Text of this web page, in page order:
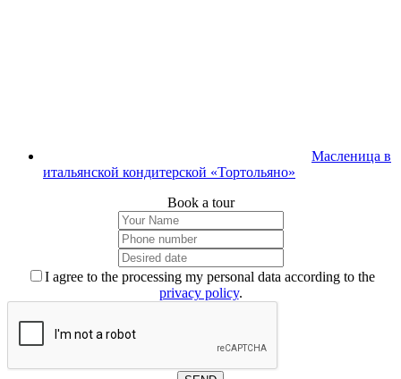
Масленица в
итальянской кондитерской «Тортольяно»
Book a tour
I agree to the processing my personal data according to the
privacy policy.